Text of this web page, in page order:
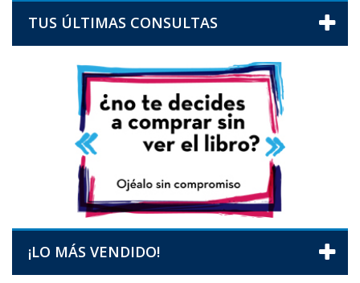
TUS ÚLTIMAS CONSULTAS
¡LO MÁS VENDIDO!